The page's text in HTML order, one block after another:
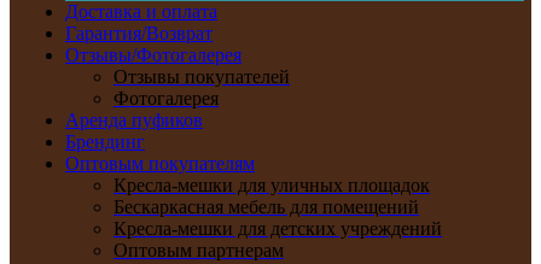
Доставка и оплата
Гарантия/Возврат
Отзывы/Фотогалерея
Отзывы покупателей
Фотогалерея
Аренда пуфиков
Брендинг
Оптовым покупателям
Кресла-мешки для уличных площадок
Бескаркасная мебель для помещений
Кресла-мешки для детских учреждений
Оптовым партнерам